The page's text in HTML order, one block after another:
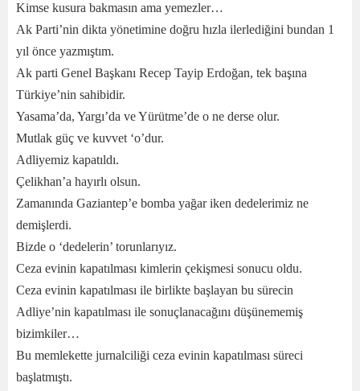
Kimse kusura bakmasın ama yemezler…
Ak Parti’nin dikta yönetimine doğru hızla ilerlediğini bundan 1
yıl önce yazmıştım.
Ak parti Genel Başkanı Recep Tayip Erdoğan, tek başına
Türkiye’nin sahibidir.
Yasama’da, Yargı’da ve Yürütme’de o ne derse olur.
Mutlak güç ve kuvvet ‘o’dur.
Adliyemiz kapatıldı.
Çelikhan’a hayırlı olsun.
Zamanında Gaziantep’e bomba yağar iken dedelerimiz ne
demişlerdi.
Bizde o ‘dedelerin’ torunlarıyız.
Ceza evinin kapatılması kimlerin çekişmesi sonucu oldu.
Ceza evinin kapatılması ile birlikte başlayan bu sürecin
Adliye’nin kapatılması ile sonuçlanacağını düşünememiş
bizimkiler…
Bu memlekette jurnalciliği ceza evinin kapatılması süreci
başlatmıştı.